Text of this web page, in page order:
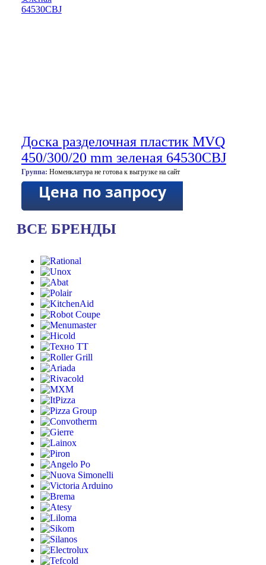
Доска разделочная пластик MVQ
450/300/20 mm зеленая 64530CBJ
Группа: Номенклатура не готова к выгрузке на сайт
Цена по запросу
ВСЕ БРЕНДЫ